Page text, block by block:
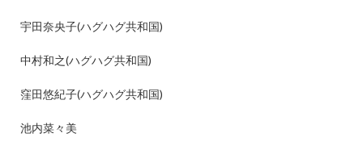
宇田奈央子(ハグハグ共和国)
中村和之(ハグハグ共和国)
窪田悠紀子(ハグハグ共和国)
池内菜々美